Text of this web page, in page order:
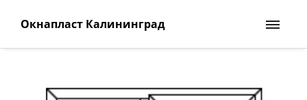
Окнапласт Калининград